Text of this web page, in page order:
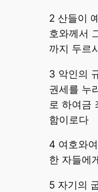
2 산들이
호와께서
까지 두르
3 악인의
권세를 누
로 하여금
함이로다
4 여호와
한 자들에
5 자기의